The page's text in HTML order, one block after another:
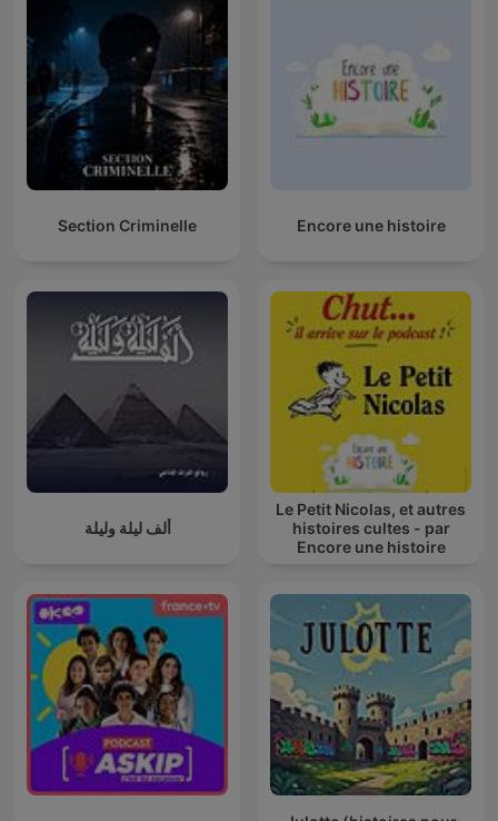
Section Criminelle Encore une histoire
ألف ليلة وليلة
Le Petit Nicolas, et autres
histoires cultes - par
Encore une histoire